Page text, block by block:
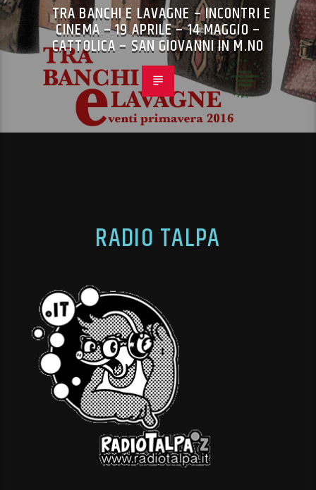
TRA BANCHI E LAVAGNE – INCONTRI E
CINEMA – 19 APRILE – 14 MAGGIO –
CATTOLICA – SAN GIOVANNI IN M.NO
RADIO TALPA